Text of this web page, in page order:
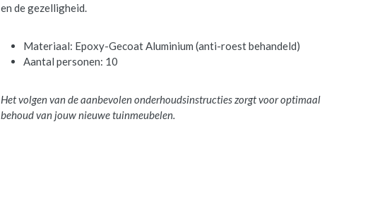
en de gezelligheid.
Materiaal: Epoxy-Gecoat Aluminium (anti-roest behandeld)
Aantal personen: 10
Het volgen van de aanbevolen onderhoudsinstructies zorgt voor optimaal
behoud van jouw nieuwe tuinmeubelen.